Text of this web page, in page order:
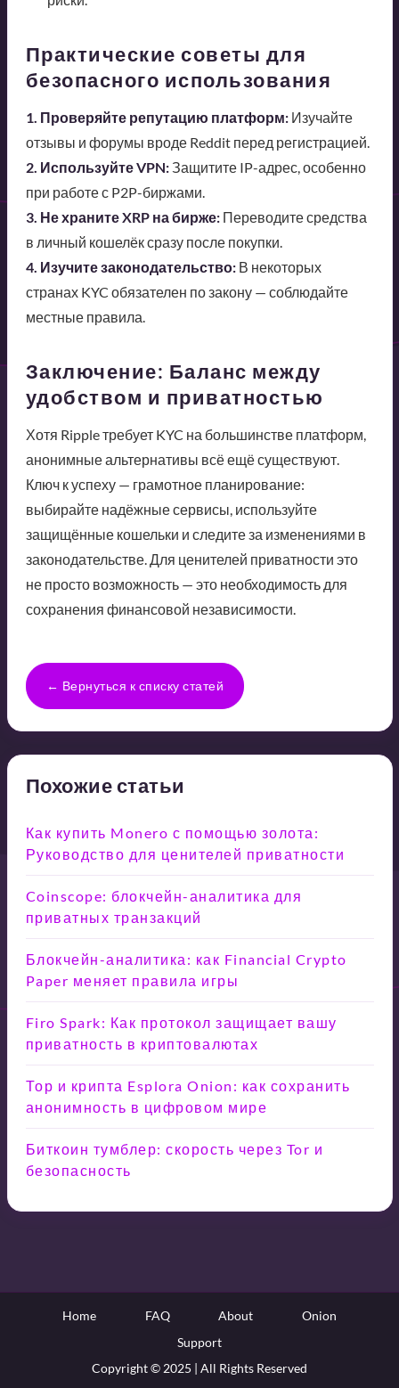
Практические советы для
безопасного использования
1. Проверяйте репутацию платформ:Изучайте
отзывы и форумы вроде Reddit перед регистрацией.
2. Используйте VPN:Защитите IP-адрес, особенно
при работе с P2P-биржами.
3. Не храните XRP на бирже:Переводите средства
в личный кошелёк сразу после покупки.
4. Изучите законодательство:В некоторых
странах KYC обязателен по закону — соблюдайте
местные правила.
Заключение: Баланс между
удобством и приватностью
Хотя Ripple требует KYC на большинстве платформ,
анонимные альтернативы всё ещё существуют.
Ключ к успеху — грамотное планирование:
выбирайте надёжные сервисы, используйте
защищённые кошельки и следите за изменениями в
законодательстве. Для ценителей приватности это
не просто возможность — это необходимость для
сохранения финансовой независимости.
← Вернуться к списку статей
Похожие статьи
Как купить Monero с помощью золота:
Руководство для ценителей приватности
Coinscope: блокчейн-аналитика для
приватных транзакций
Блокчейн-аналитика: как Financial Crypto
Paper меняет правила игры
Firo Spark: Как протокол защищает вашу
приватность в криптовалютах
Тор и крипта Esplora Onion: как сохранить
анонимность в цифровом мире
Биткоин тумблер: скорость через Tor и
безопасность
Home FAQ About
Onion
Support
Copyright © 2025 | All Rights Reserved